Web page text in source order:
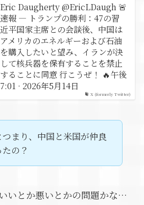
X (formerly Twitter)
Eric Daugherty @EricLDaugh 🚨
速報 — トランプの勝利：47の習
近平国家主席との会談後、中国は
アメリカのエネルギーおよび石油
を購入したいと望み、イランが決
して核兵器を保有することを禁止
することに同意 行こうぜ！ 🔥午後
7:01 · 2026年5月14日
つまり、中国と米国が仲良
たの？
いとか悪いとかの問題かな…